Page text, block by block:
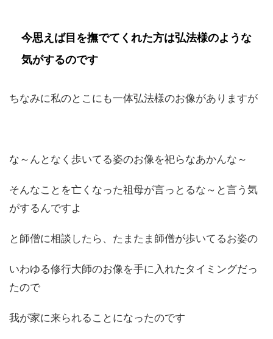
今思えば目を撫でてくれた方は弘法様のような
気がするのです
ちなみに私のとこにも一体弘法様のお像がありますが
な～んとなく歩いてる姿のお像を祀らなあかんな～
そんなことを亡くなった祖母が言っとるな～と言う気
がするんですよ
と師僧に相談したら、たまたま師僧が歩いてるお姿の
いわゆる修行大師のお像を手に入れたタイミングだっ
たので
我が家に来られることになったのです